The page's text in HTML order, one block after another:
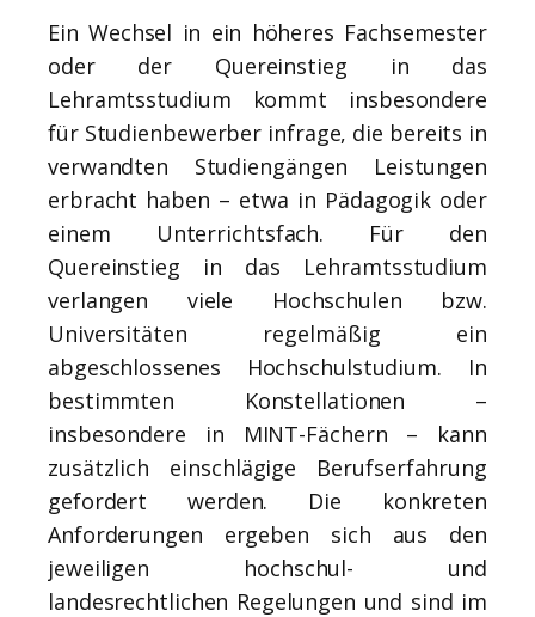
Ein Wechsel in ein höheres Fachsemester
oder der Quereinstieg in das
Lehramtsstudium kommt insbesondere
für Studienbewerber infrage, die bereits in
verwandten Studiengängen Leistungen
erbracht haben – etwa in Pädagogik oder
einem Unterrichtsfach. Für den
Quereinstieg in das Lehramtsstudium
verlangen viele Hochschulen bzw.
Universitäten regelmäßig ein
abgeschlossenes Hochschulstudium. In
bestimmten Konstellationen –
insbesondere in MINT-Fächern – kann
zusätzlich einschlägige Berufserfahrung
gefordert werden. Die konkreten
Anforderungen ergeben sich aus den
jeweiligen hochschul- und
landesrechtlichen Regelungen und sind im